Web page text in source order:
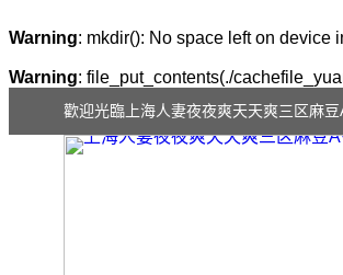
Warning: mkdir(): No space left on device
Warning: file_put_contents(./
歡迎光臨上海人妻夜夜爽天天爽三区麻